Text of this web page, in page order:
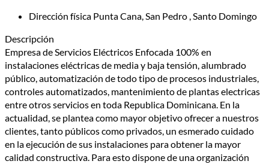
Dirección física Punta Cana, San Pedro , Santo Domingo
Descripción
Empresa de Servicios Eléctricos Enfocada 100% en
instalaciones eléctricas de media y baja tensión, alumbrado
público, automatización de todo tipo de procesos industriales,
controles automatizados, mantenimiento de plantas electricas
entre otros servicios en toda Republica Dominicana. En la
actualidad, se plantea como mayor objetivo ofrecer a nuestros
clientes, tanto públicos como privados, un esmerado cuidado
en la ejecución de sus instalaciones para obtener la mayor
calidad constructiva. Para esto dispone de una organización